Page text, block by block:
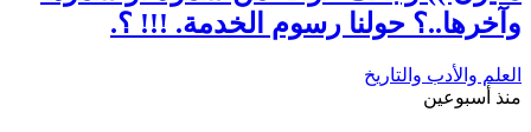
وآخرها..؟ حولنا رسوم الخدمة. !!! ؟.
العلم والأدب والتاريخ
منذ أسبوعين